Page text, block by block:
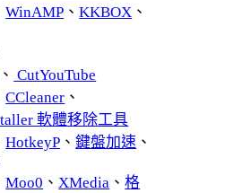
WinAMP 、KKBOX 、
、 CutYouTube
CCleaner 、
軟體移除工具
HotkeyP 、鍵盤加速 、
Moo0 、 XMedia 、格